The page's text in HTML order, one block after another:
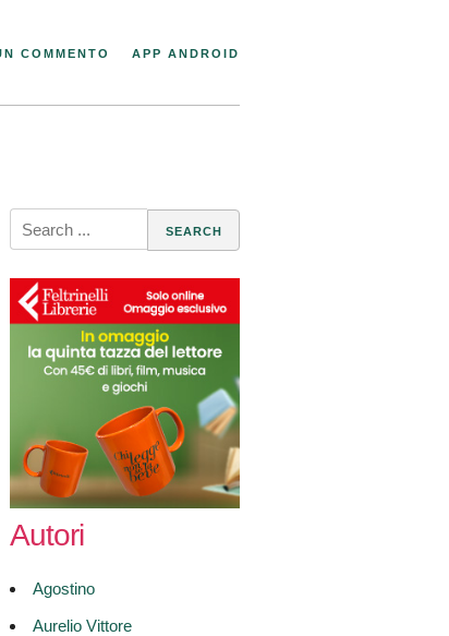
COMMENTO APP ANDROID
Search
for:
Autori
Agostino
Aurelio Vittore